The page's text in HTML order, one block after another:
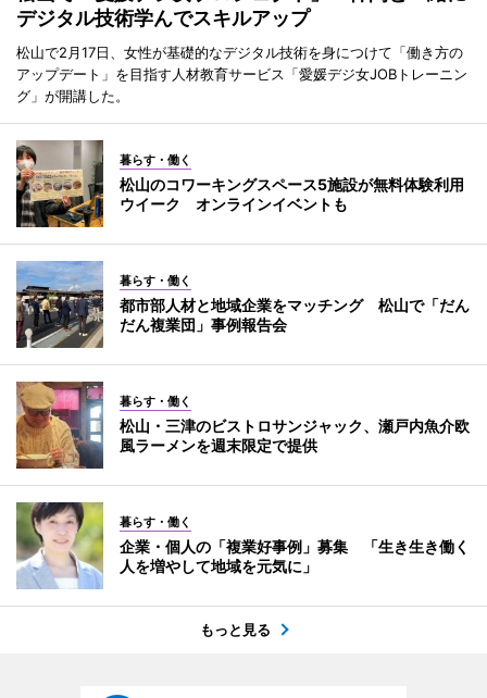
デジタル技術学んでスキルアップ
松山で2月17日、女性が基礎的なデジタル技術を身につけて「働き方の
アップデート」を目指す人材教育サービス「愛媛デジ女JOBトレーニン
グ」が開講した。
暮らす・働く
松山のコワーキングスペース5施設が無料体験利用
ウイーク オンラインイベントも
暮らす・働く
都市部人材と地域企業をマッチング 松山で「だん
だん複業団」事例報告会
暮らす・働く
松山・三津のビストロサンジャック、瀬戸内魚介欧
風ラーメンを週末限定で提供
暮らす・働く
企業・個人の「複業好事例」募集 「生き生き働く
人を増やして地域を元気に」
もっと見る